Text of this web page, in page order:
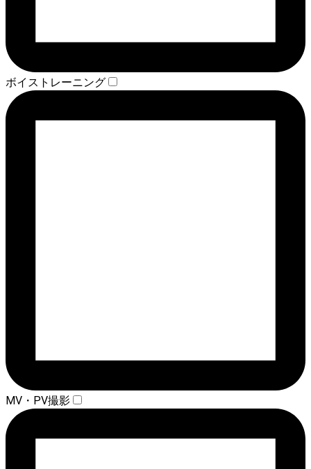
ボイストレーニング
MV・PV撮影